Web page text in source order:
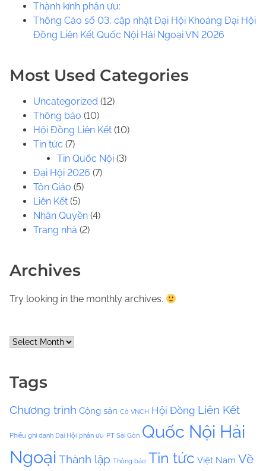
​​Thành kính phân ưu:
Thông Cáo số 03, cập nhật Đại Hội Khoáng Đại Hội
Đồng Liên Kết Quốc Nội Hải Ngoại VN 2026
Most Used Categories
Uncategorized (12)
Thông báo (10)
Hội Đồng Liên Kết (10)
Tin tức (7)
Tin Quốc Nội (3)
Đại Hội 2026 (7)
Tôn Giáo (5)
Liên Kết (5)
Nhân Quyền (4)
Trang nhà (2)
Archives
Try looking in the monthly archives.
A
v
s
Tags
Chương trình Cộng sản Cờ VNCH Hội Đồng Liên Kết
Phiếu ghi danh Dại Hội phân ưu PT Sài Gòn Quốc Nội Hải
Ngoại Thành lập Thông báo Tin tức Việt Nam Về